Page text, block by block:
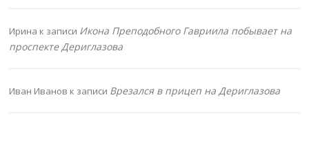
Ирина к записи Икона Преподобного Гавриила побывает на
проспекте Дериглазова
Иван Иванов к записи Врезался в прицеп на Дериглазова